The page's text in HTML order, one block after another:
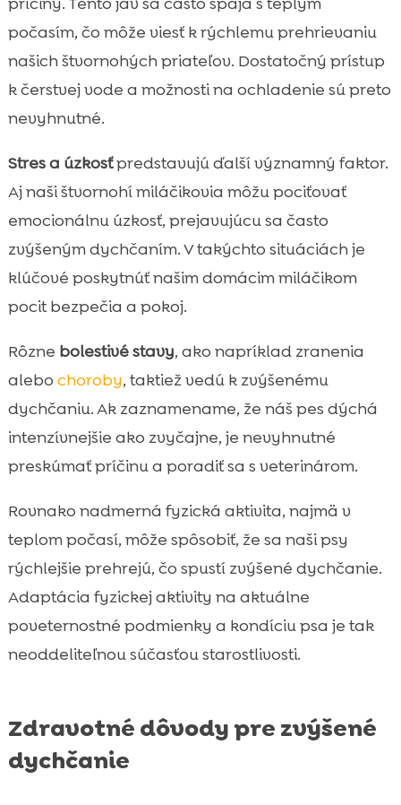
počasím, čo môže viesť k rýchlemu prehrievaniu
našich štvornohých priateľov. Dostatočný prístup
k čerstvej vode a možnosti na ochladenie sú preto
nevyhnutné.
Stres a úzkosťpredstavujú ďalší významný faktor.
Aj naši štvornohí miláčikovia môžu pociťovať
emocionálnu úzkosť, prejavujúcu sa často
zvýšeným dychčaním. V takýchto situáciách je
klúčové poskytnúť našim domácim miláčikom
pocit bezpečia a pokoj.
Rôzne bolestivé stavy, ako napríklad zranenia
alebo choroby, taktiež vedú k zvýšenému
dychčaniu. Ak zaznamename, že náš pes dýchá
intenzívnejšie ako zvyčajne, je nevyhnutné
preskúmať príčinu a poradiť sa s veterinárom.
Rovnako nadmerná fyzická aktivita, najmä v
teplom počasí, môže spôsobiť, že sa naši psy
rýchlejšie prehrejú, čo spustí zvýšené dychčanie.
Adaptácia fyzickej aktivity na aktuálne
poveternostné podmienky a kondíciu psa je tak
neoddeliteľnou súčasťou starostlivosti.
Zdravotné dôvody pre zvýšené
dychčanie